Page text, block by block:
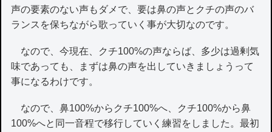
声の要素のない声もダメで、要は鼻の声とクチの声のバ
ランスを保ちながら歌っていく事が大切なのです。
なので、今現在、クチ100%の声ならば、多少は過剰気
味であっても、まずは鼻の声を出していきましょうって
事になるわけです。
なので、鼻100%からクチ100%へ、クチ100%から鼻
100%へと同一音程で移行していく練習をしました。最初